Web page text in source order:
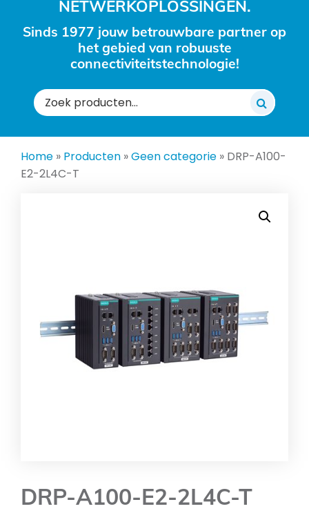
NETWERKOPLOSSINGEN.
Sinds 1977 jouw betrouwbare partner op
het gebied van robuuste
connectiviteitstechnologie!
Zoeken
naar:
Home » Producten »Geen categorie » DRP-A100-
E2-2L4C-T
DRP-A100-E2-2L4C-T